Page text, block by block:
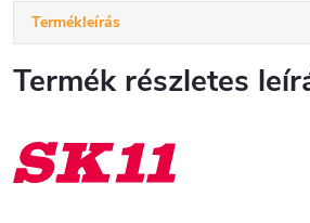
Termékleírás
Termék részletes